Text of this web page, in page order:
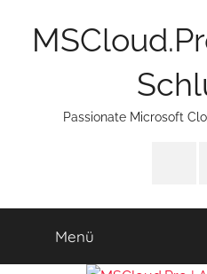
Passionate Microsoft
Menü